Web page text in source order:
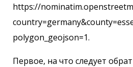
https://
polygon_geojson=1.
Первое, на что следует